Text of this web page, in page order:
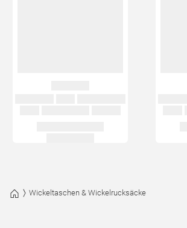
Wickeltaschen & Wickelrucksäcke